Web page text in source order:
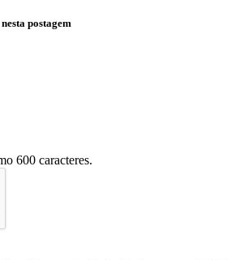
postagem
600 caracteres.